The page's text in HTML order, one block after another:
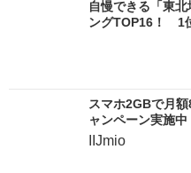
自慢できる「東
ングTOP16！ 1
スマホ2GBで月
ャンペーン実施中
IIJmio